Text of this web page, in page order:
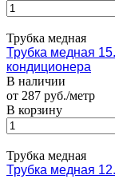
Трубка медная
Трубка медная
кондиционера
В наличии
от 287 руб./метр
В корзину
Трубка медная
Трубка медная